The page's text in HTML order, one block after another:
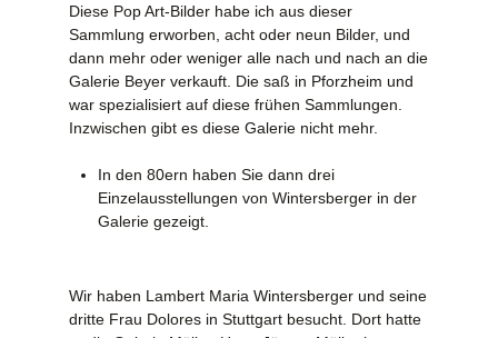
Diese Pop Art-Bilder habe ich aus dieser
Sammlung erworben, acht oder neun Bilder, und
dann mehr oder weniger alle nach und nach an die
Galerie Beyer verkauft. Die saß in Pforzheim und
war spezialisiert auf diese frühen Sammlungen.
Inzwischen gibt es diese Galerie nicht mehr.
In den 80ern haben Sie dann drei
Einzelausstellungen von Wintersberger in der
Galerie gezeigt.
Wir haben Lambert Maria Wintersberger und seine
dritte Frau Dolores in Stuttgart besucht. Dort hatte